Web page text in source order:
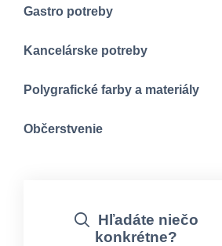
Gastro potreby
Kancelárske potreby
Polygrafické farby a materiály
Občerstvenie
Hľadáte niečo
konkrétne?